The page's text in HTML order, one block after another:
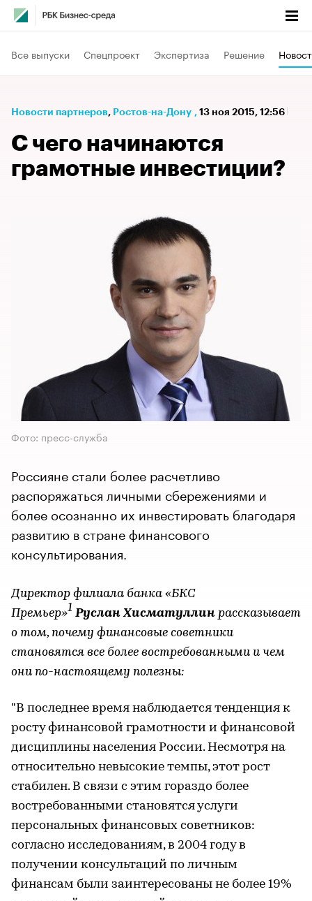
Все выпуски Спецпроект Экспертиза Решение
Новости партнеров⁠, Ростов-на-Дону , 13 ноя 2015, 12:56
С чего начинаются
грамотные инвестиции?
Фото: пресс-служба
Россияне стали более расчетливо
распоряжаться личными сбережениями и
более осознанно их инвестировать благодаря
развитию в стране финансового
консультирования.
Директор филиала банка «БКС
Премьер»1 Руслан Хисматуллин рассказывает
о том, почему финансовые советники
становятся все более востребованными и чем
они по-настоящему полезны:
"В последнее время наблюдается тенденция к
росту финансовой грамотности и финансовой
дисциплины населения России. Несмотря на
относительно невысокие темпы, этот рост
стабилен. В связи с этим гораздо более
востребованными становятся услуги
персональных финансовых советников:
согласно исследованиям, в 2004 году в
получении консультаций по личным
финансам были заинтересованы не более 19%